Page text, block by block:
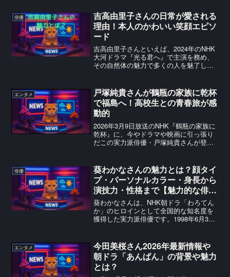
る様子が密着され、憧れのJEEPでドライ
ブしたり、「...
俳優
吉高由里子さんの日常が愛される
理由！本人のかわいい笑顔エピソ
ード
吉高由里子さんといえば、2024年のNHK
大河ドラマ『光る君へ』で主演を務め、
その自然体の魅力で多くの人を魅了し続
多くの支持を集め続けています。なぜ多
くの人が吉高由里...
エンタメ
戸塚純貴さんが鶴瓶の家族に乾杯
で福島へ！高校生との青春旅が感
動的
2026年3月9日放送のNHK『鶴瓶の家族に
乾杯』に、今やドラマや映画に引っ張り
だこの実力派俳優・戸塚純貴さんが登場
市。意外にも、東北出身でありながら福
島を訪れるのは人生...
俳優
葵わかなさんの魅力とは？顔タイ
プ・パーソナルカラー・身長から
演技力・性格まで【魅力的な俳
優】
葵わかなさんは、NHK朝ドラ「わろてん
か」のヒロインとして全国的な知名度を
獲得した実力派俳優です。1998年6月30
ンに所属しています。現在も2025年10月
スタ...
エンタメ
今田美桜さん2026年最新情報や
朝ドラ「あんぱん」の背景や魅力
とは？